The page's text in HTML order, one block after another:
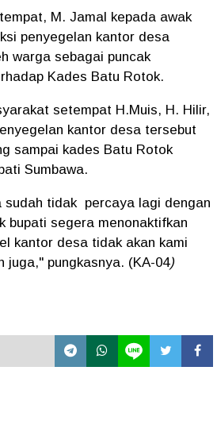
M. Jamal kepada awak
penyegelan kantor desa
warga sebagai puncak
Kades Batu Rotok.
setempat H.Muis, H. Hilir,
kantor desa tersebut
sampai kades Batu Rotok
Sumbawa.
sudah tidak percaya lagi dengan
bupati segera menonaktifkan
kantor desa tidak akan kami
juga," pungkasnya. (KA-04)